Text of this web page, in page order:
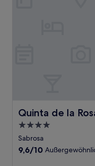
Quinta de la
Quinta de la Rosa
4.0-
Sterne-
Unterkunft
Sabrosa
9.6
9,6/10